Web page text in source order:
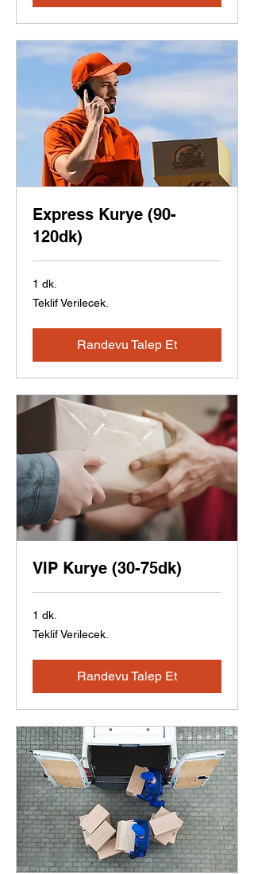
Express Kurye (90-
120dk)
1 dk.
Teklif
Verilecek.
Teklif Verilecek.
Randevu Talep Et
VIP Kurye (30-75dk)
1 dk.
Teklif
Verilecek.
Teklif Verilecek.
Randevu Talep Et